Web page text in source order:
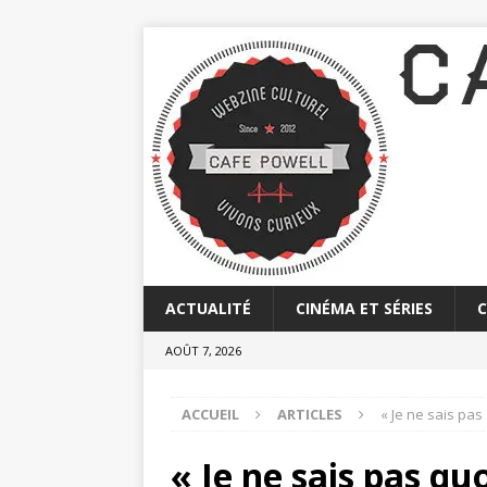
ACTUALITÉ CINÉMA ET SÉRIES
AOÛT 7, 2026
ACCUEIL ARTICLES « Je ne sais
« Je ne sais pas